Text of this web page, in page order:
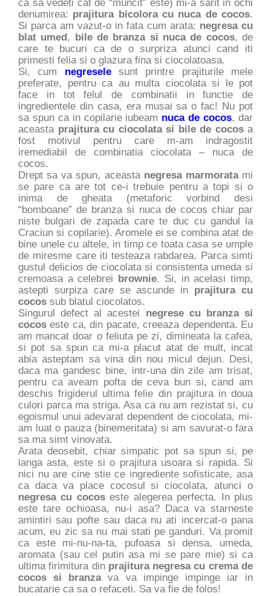
ca sa vedeti cat de “muncit” este) mi-a sarit in ochi
denumirea: prajitura bicolora cu nuca de cocos.
Si parca am vazut-o in fata cum arata: negresa cu
blat umed, bile de branza si nuca de cocos, de
care te bucuri ca de o surpriza atunci cand iti
primesti felia si o glazura fina si ciocolatoasa.
Si, cum negreselesunt printre prajiturile mele
preferate, pentru ca au multa ciocolata si le pot
face in tot felul de combinatii in functie de
ingredientele din casa, era musai sa o fac! Nu pot
sa spun ca in copilarie iubeam nuca de cocos, dar
aceasta prajitura cu ciocolata si bile de cocosa
fost motivul pentru care m-am indragostit
iremediabil de combinatia ciocolata – nuca de
cocos.
Drept sa va spun, aceastanegresa marmoratami
se pare ca are tot ce-i trebuie pentru a topi si o
inima de gheata (metaforic vorbind desi
“bomboane” de branza si nuca de cocos chiar par
niste bulgari de zapada care te duc cu gandul la
Craciun si copilarie). Aromele ei se combina atat de
bine unele cu altele, in timp ce toata casa se umple
de miresme care iti testeaza rabdarea. Parca simti
gustul delicios de ciocolata si consistenta umeda si
cremoasa a celebrei brownie. Si, in acelasi timp,
astepti surpiza care se ascunde in prajitura cu
cocos sub blatul ciocolatos.
Singurul defect al acestei negrese cu branza si
cocos este ca, din pacate, creeaza dependenta. Eu
am mancat doar o feliuta pe zi, dimineata la cafea,
si pot sa spun ca mi-a placut atat de mult, incat
abia asteptam sa vina din nou micul dejun. Desi,
daca ma gandesc bine, intr-una din zile am trisat,
pentru ca aveam pofta de ceva bun si, cand am
deschis frigiderul ultima felie din prajitura in doua
culori parca ma striga. Asa ca nu am rezistat si, cu
egoismul unui adevarat dependent de ciocolata, mi-
am luat o pauza (binemeritata) si am savurat-o fara
sa ma simt vinovata.
Arata deosebit, chiar simpatic pot sa spun si, pe
langa asta, este si o prajitura usoara si rapida. Si
nici nu are cine stie ce ingrediente sofisticate, asa
ca daca va place cocosul si ciocolata, atunci o
negresa cu cocoseste alegerea perfecta. In plus
este tare ochioasa, nu-i asa? Daca va starneste
amintiri sau pofte sau daca nu ati incercat-o pana
acum, eu zic sa nu mai stati pe ganduri. Va promit
ca este mi-nu-na-ta, pufoasa si densa, umeda,
aromata (sau cel putin asa mi se pare mie) si ca
ultima firimitura din prajitura negresa cu crema de
cocos si branzava va impinge impinge iar in
bucatarie ca sa o refaceti. Sa va fie de folos!